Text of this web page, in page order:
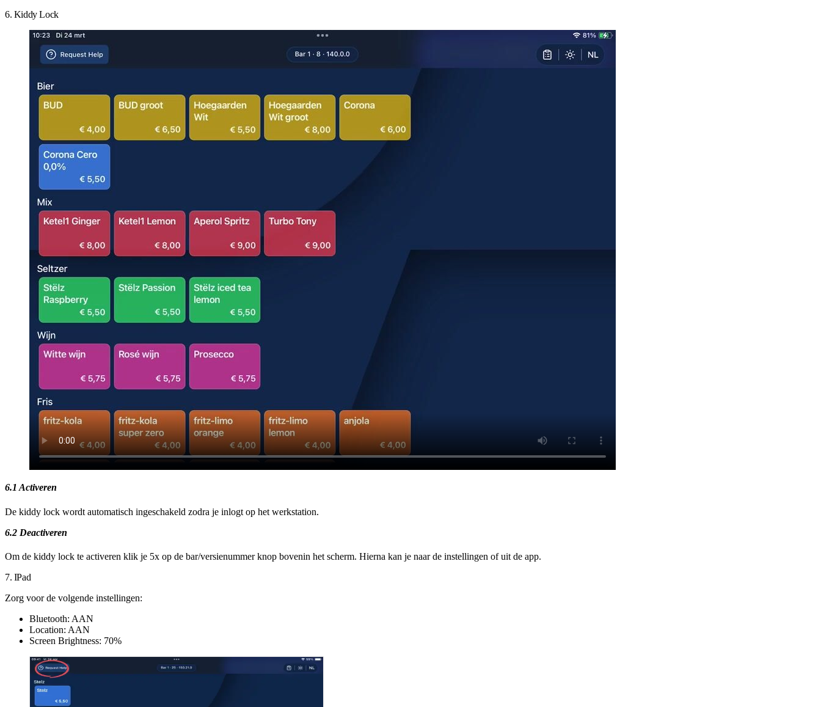
6. Kiddy Lock
6.1 Activeren
De kiddy lock wordt automatisch ingeschakeld zodra je inlogt op het werkstation.
6.2 Deactiveren
Om de kiddy lock te activeren klik je 5x op de bar/versienummer knop bovenin het scherm. Hierna kan je naar de instellingen of uit de app.
7. IPad
Zorg voor de volgende instellingen:
Bluetooth: AAN
Location: AAN
Screen Brightness: 70%